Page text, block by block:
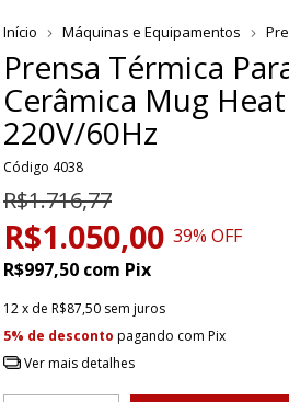
Início Máquinas e Equipamentos
Prensa Térmica
Cerâmica Mug
220V/60Hz
Código 4038
R$1.716,77
R$1.050,00 39% OFF
R$997,50 com Pix
12x de R$87,50 sem juros
5% de desconto pagando com Pix
Ver mais detalhes